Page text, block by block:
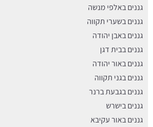
גננים באלפי מנשה
גננים בשערי תקווה
גננים באבן יהודה
גננים בבית דגן
גננים באור יהודה
גננים בגני תקווה
גננים בגבעת ברנר
גננים בישרש
גננים באור עקיבא